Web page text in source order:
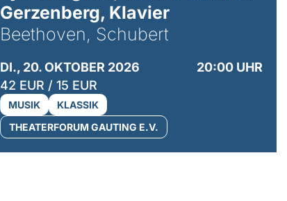
Gerzenberg, Klavier
Beethoven, Schubert
DI., 20. OKTOBER 2026
20:00 UHR
42 EUR / 15 EUR
MUSIK
KLASSIK
THEATERFORUM GAUTING E.V.